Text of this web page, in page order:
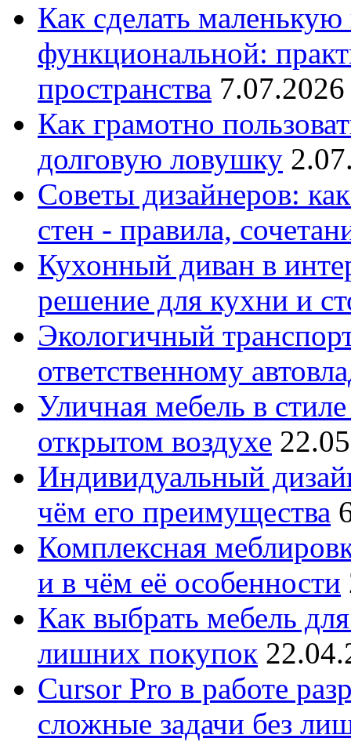
Как сделать
функциональной:
пространства
Как грамотно
долговую ловушку
Советы дизайнеров:
стен - правила,
Кухонный диван в
решение для кухни и
Экологичный
ответственному
Уличная мебель в
открытом воздухе
Индивидуальный
чём его преимущества
Комплексная
и в чём её особенности
Как выбрать мебель
лишних покупок
Cursor Pro в работе
сложные задачи без